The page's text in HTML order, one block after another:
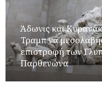
Άδωνις και
Τραμπ να
επιστροφή των
Παρθενώνα